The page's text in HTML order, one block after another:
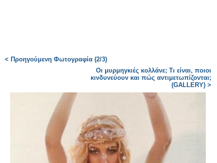
< Προηγούμενη Φωτογραφία (2/3)
Οι μυρμηγκιές κολλάνε; Τι είναι, ποιοι
κινδυνεύουν και πώς αντιμετωπίζονται;
(GALLERY) >